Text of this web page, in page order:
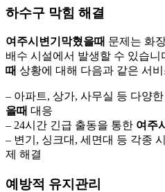
하수구 막힘 해결
여주시변기막혔을때 문제는 화
배수 시설에서 발생할 수 있습니
때 상황에 대해 다음과 같은 서
– 아파트, 상가, 사무실 등 다양
을때 대응
– 24시간 긴급 출동을 통한 여주
– 변기, 싱크대, 세면대 등 각종
제 해결
예방적 유지관리